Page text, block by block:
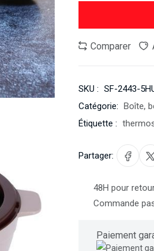
Comparer
SKU : SF-2443-
Catégorie: Boîte,
Étiquette :
Partager:
48H pour
Commande
Paiement